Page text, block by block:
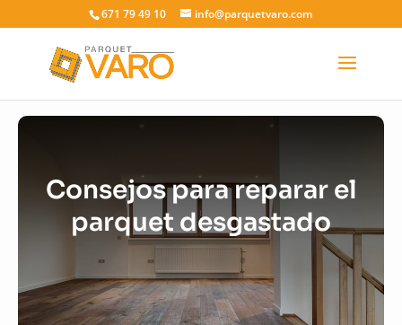
671 79 49 10 info@parquetvaro.com
Consejos para reparar el
parquet desgastado